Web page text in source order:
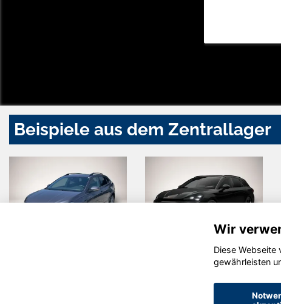
Beispiele aus dem Zentrallager
Cupra Leon
Wir
Diese Webseite
gewährleisten